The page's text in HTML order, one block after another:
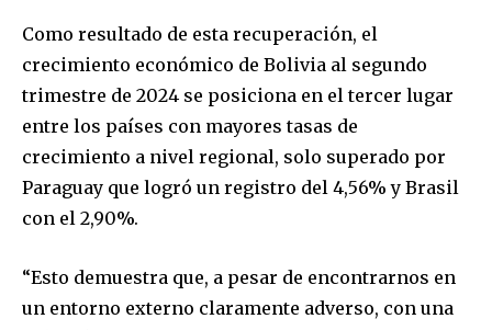
Como resultado de esta recuperación, el
crecimiento económico de Bolivia al segundo
trimestre de 2024 se posiciona en el tercer lugar
entre los países con mayores tasas de
crecimiento a nivel regional, solo superado por
Paraguay que logró un registro del 4,56% y Brasil
con el 2,90%.
“Esto demuestra que, a pesar de encontrarnos en
un entorno externo claramente adverso, con una